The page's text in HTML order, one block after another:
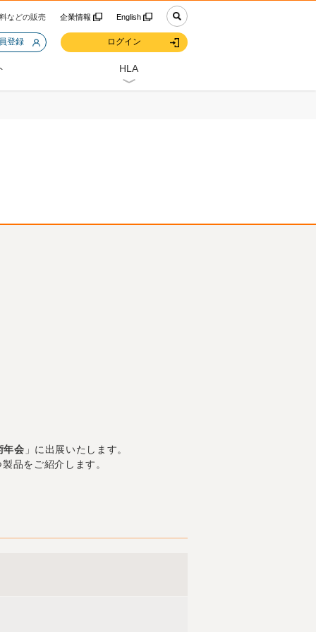
などの販売 企業情報 English
登録 ログイン
HLA
年会 」に出展いたします。
品をご紹介します。